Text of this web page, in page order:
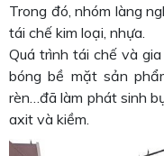
Trong đó, nhóm làng
tái chế kim loại, nhựa.
Quá trình tái chế và
bóng bề mặt sản
rèn…đã làm phát sinh
axit và kiềm.